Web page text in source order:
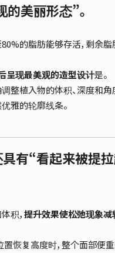
美丽形态”。
的脂肪能够存活，剩余
呈现最美观的造型设计是。
整植入物的体积、深度和角
雅的轮廓线条。
有“看起来被提
积，提升效果使松弛现象减
置恢复高度时，整个面部便